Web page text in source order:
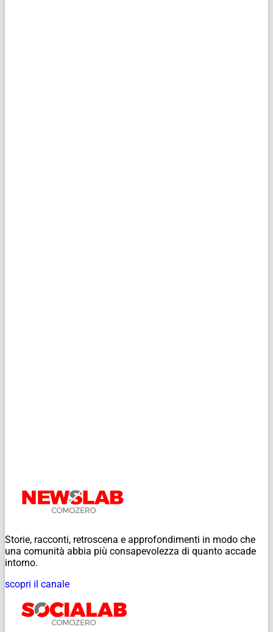
Storie, racconti, retroscena e approfondimenti in modo che
una comunità abbia più consapevolezza di quanto accade
intorno.
scopri il canale